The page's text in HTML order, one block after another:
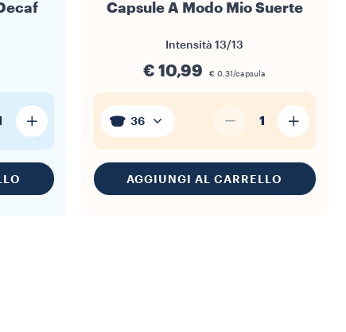
Capsule A Modo Mio Suerte
Intensità13/13
€ 10,99 € 0,31/capsula
36 1
AGGIUNGI AL CARRELLO